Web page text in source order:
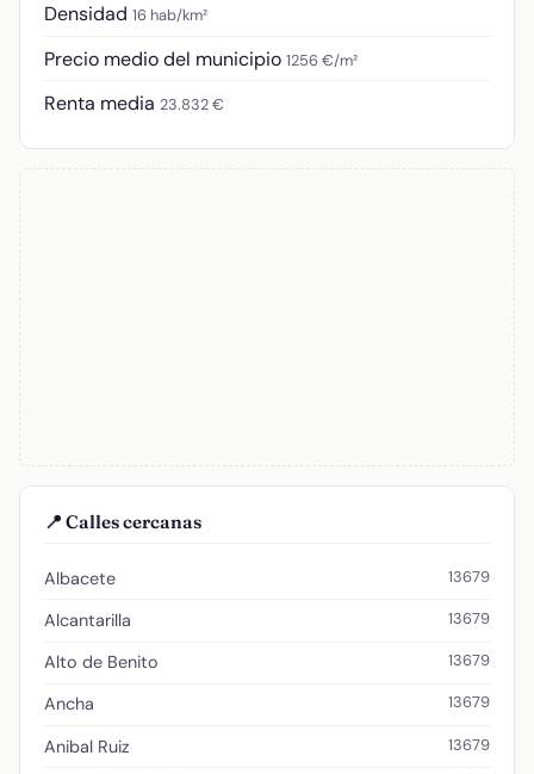
Densidad 16 hab/km²
Precio medio del municipio 1256 €/m²
Renta media 23.832 €
📍 Calles cercanas
Albacete 13679
Alcantarilla 13679
Alto de Benito 13679
Ancha 13679
Anibal Ruiz 13679